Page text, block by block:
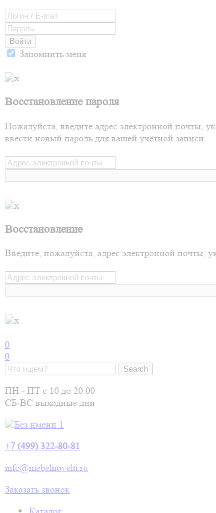
Войти
Запомнить меня
Восстановление пароля
Пожалуйста, введите адрес электронной почты,
ввести новый пароль для вашей учётной записи.
Восстановление
Введите, пожалуйста, адрес электронной почты,
0
0
ПН - ПТ с 10 до 20.00
СБ-ВС выходные дни
+7 (499) 322-80-81
info@mebelnovelti.ru
Заказать звонок